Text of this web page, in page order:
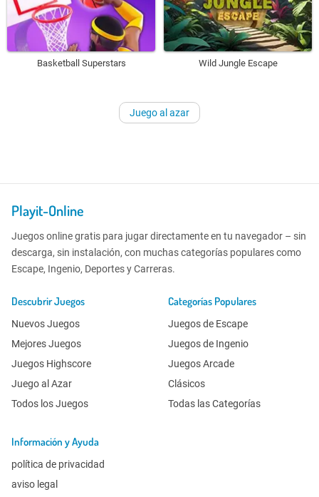
Basketball Superstars Wild Jungle Escape
Juego al azar
Playit-Online
Juegos online gratis para jugar directamente en tu navegador – sin
descarga, sin instalación, con muchas categorías populares como
Escape, Ingenio, Deportes y Carreras.
Descubrir Juegos
Nuevos Juegos
Mejores Juegos
Juegos Highscore
Juego al Azar
Todos los Juegos
Categorías Populares
Juegos de Escape
Juegos de Ingenio
Juegos Arcade
Clásicos
Todas las Categorías
Información y Ayuda
política de privacidad
aviso legal